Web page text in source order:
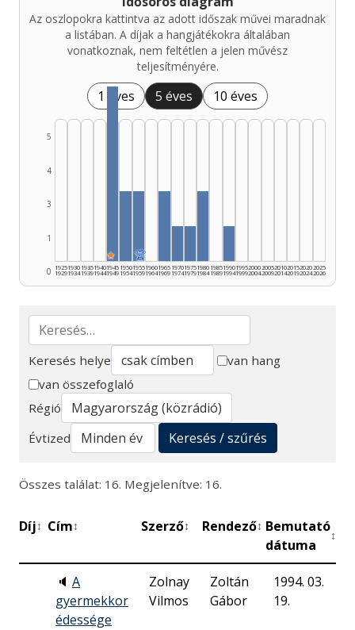
Az oszlopokra kattintva az adott időszak művei maradnak
a listában. A díjak a hangjátékokra általában
vonatkoznak, nem feltétlen a jelen művész
teljesítményére.
1 éves 5 éves 10 éves
0
1
3
4
5
1925
1929
1930
1934
1935
1939
1940
1944
★
1945
1949
1950
1954
🏆
1955
1959
1960
1964
1965
1969
1970
1974
1975
1979
1980
1984
1985
1989
1990
1994
1995
1999
2000
2004
2005
2009
2010
2014
2015
2019
2020
2024
2025
2026
Keresés
Keresés helye
van hang
van összefoglaló
Régió
Évtized
Keresés / szűrés
Összes találat: 16. Megjelenítve: 16.
Díj↕ Cím↕ Szerző↕ Rendező↕ Bemutató
dátuma
↕
🔈 A
gyermekkor
édessége
Zolnay
Vilmos
Zoltán
Gábor
1994. 03.
19.